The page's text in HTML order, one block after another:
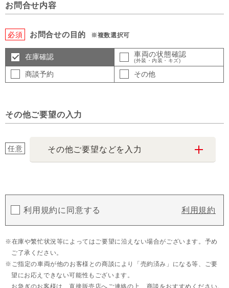
お問合せ内容
必須 お問合せの目的 ※複数選択可
在庫確認 車両の状態確認
(外装・内装・キズ)
商談予約 その他
その他ご要望の入力
任意 その他ご要望などを入力
利用規約に同意する 利用規約
在庫や繁忙状況等によってはご要望に沿えない場合がございます。予め
ご了承ください。
ご指定の車両が他のお客様との商談により「売約済み」になる等、ご要
望にお応えできない可能性もございます。
お急ぎのお客様は、直接販売店へご連絡の上、商談をおすすめください。